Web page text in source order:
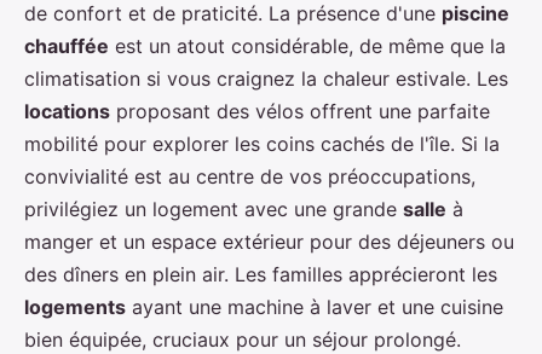
de confort et de praticité. La présence d'une piscine
chauffée est un atout considérable, de même que la
climatisation si vous craignez la chaleur estivale. Les
locations proposant des vélos offrent une parfaite
mobilité pour explorer les coins cachés de l'île. Si la
convivialité est au centre de vos préoccupations,
privilégiez un logement avec une grande salle à
manger et un espace extérieur pour des déjeuners ou
des dîners en plein air. Les familles apprécieront les
logements ayant une machine à laver et une cuisine
bien équipée, cruciaux pour un séjour prolongé.